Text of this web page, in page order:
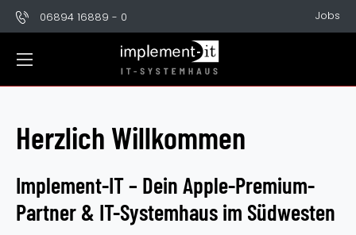
06894 16889 - 0 Jobs
Herzlich Willkommen
Implement-IT – Dein Apple-Premium-
Partner & IT-Systemhaus im Südwesten